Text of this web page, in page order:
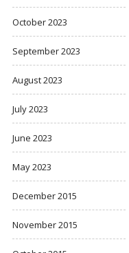
October 2023
September 2023
August 2023
July 2023
June 2023
May 2023
December 2015
November 2015